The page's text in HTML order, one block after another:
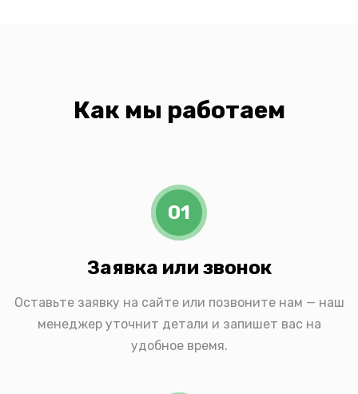
Как мы работаем
01
Заявка или звонок
Оставьте заявку на сайте или позвоните нам — наш
менеджер уточнит детали и запишет вас на
удобное время.